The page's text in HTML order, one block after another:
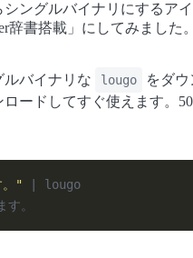
ングルバイナリにするア
辞書搭載」にしてみました
バイナリな lougo
をダ
ロードしてすぐ使えます。
。" | lougo